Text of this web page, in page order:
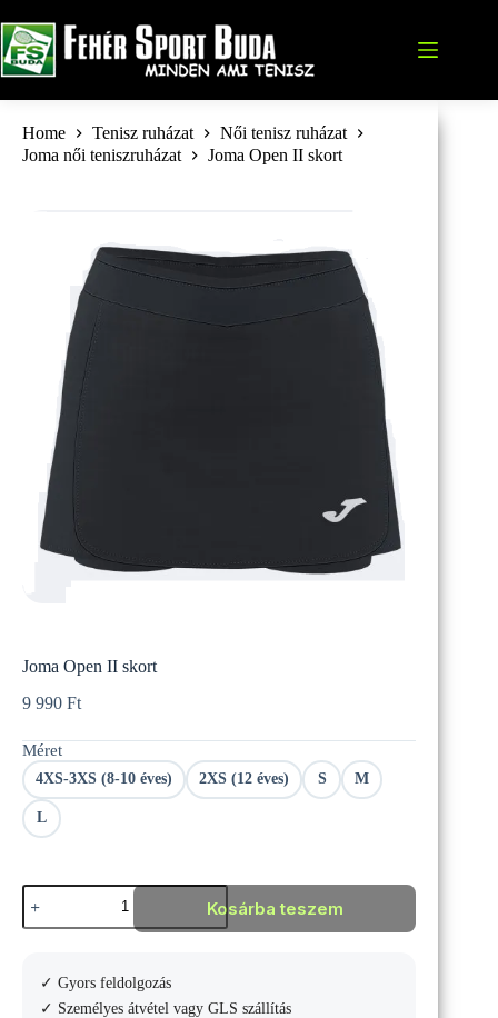
to
content
Home Tenisz ruházat
Női tenisz ruházat
Joma női teniszruházat
Joma Open II skort
Joma Open II skort
9 990 Ft
Méret
4XS-3XS (8-10 éves) 2XS (12 éves) S M
L
Joma
Open
II
Kosárba teszem
✓ Gyors feldolgozás
✓ Személyes átvétel vagy GLS szállítás